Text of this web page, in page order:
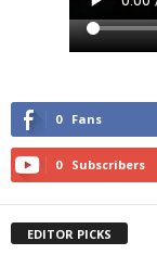
0 Fans
0 Subscribers
EDITOR PICKS